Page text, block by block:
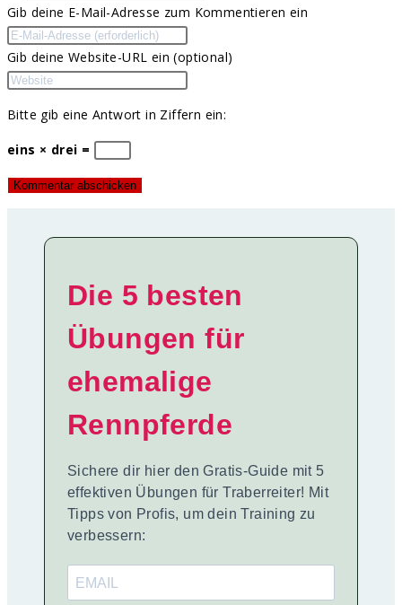
Gib deine E-Mail-Adresse zum Kommentieren ein
Gib deine Website-URL ein (optional)
Bitte gib eine Antwort in Ziffern ein:
eins × drei =
Die 5 besten
Übungen für
ehemalige
Rennpferde
Sichere dir hier den Gratis-Guide mit 5
effektiven Übungen für Traberreiter! Mit
Tipps von Profis, um dein Training zu
verbessern: